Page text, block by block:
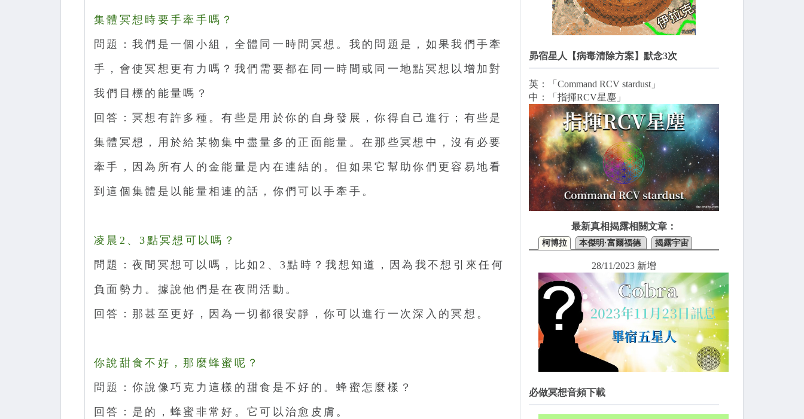
集體冥想時要手牽手嗎？
問題：我們是一個小組，全體同一時間冥想。我的問題是，如果我們手牽
手，會使冥想更有力嗎？我們需要都在同一時間或同一地點冥想以增加對
我們目標的能量嗎？
回答：冥想有許多種。有些是用於你的自身發展，你得自己進行；有些是
集體冥想，用於給某物集中盡量多的正面能量。在那些冥想中，沒有必要
牽手，因為所有人的金能量是內在連結的。但如果它幫助你們更容易地看
到這個集體是以能量相連的話，你們可以手牽手。
凌晨2、3點冥想可以嗎？
問題：夜間冥想可以嗎，比如2、3點時？我想知道，因為我不想引來任何
負面勢力。據說他們是在夜間活動。
回答：那甚至更好，因為一切都很安靜，你可以進行一次深入的冥想。
你說甜食不好，那麼蜂蜜呢？
問題：你說像巧克力這樣的甜食是不好的。蜂蜜怎麼樣？
回答：是的，蜂蜜非常好。它可以治愈皮膚。
昴宿星人【病毒清除方案】默念3次
英：「Command RCV stardust」
中：「指揮RCV星塵」
最新真相揭露相關文章：
柯博拉 本傑明·富爾福德 揭露宇宙
28/11/2023 新增
必做冥想音頻下載